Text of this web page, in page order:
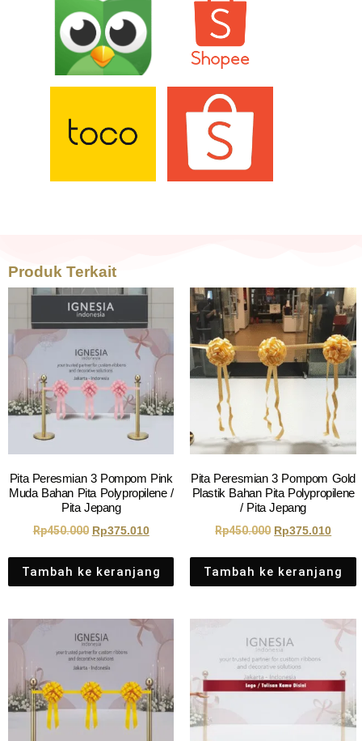
Produk Terkait
Pita Peresmian 3 Pompom Pink
Muda Bahan Pita Polypropilene /
Pita Jepang
Rp450.000 Rp375.010
Tambah ke keranjang
Pita Peresmian 3 Pompom Gold
Plastik Bahan Pita Polypropilene
/ Pita Jepang
Rp450.000 Rp375.010
Tambah ke keranjang